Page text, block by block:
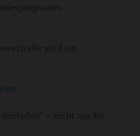
wird ein
– nicht nur für